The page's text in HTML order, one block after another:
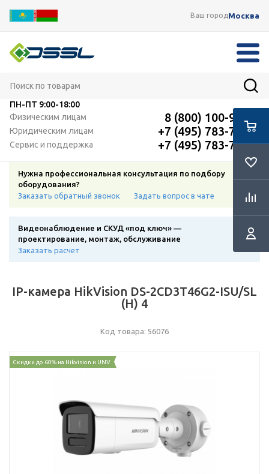
Ваш городМосква
ПН-ПТ 9:00-18:00
Физическим лицам
8 (800) 100-91-12
Юридическим лицам +7 (495) 783-72-87
Сервис и поддержка +7 (495) 783-72-87
Нужна профессиональная консультация по подбору
оборудования?
Заказать обратный звонок
Задать вопрос в чате
Видеонаблюдение и СКУД «под ключ» —
проектирование, монтаж, обслуживание
Заказать расчет
IP-камера HikVision DS-2CD3T46G2-ISU/SL
(H) 4
Код товара: 56076
Скидки до 60% на Hikvision и UNV